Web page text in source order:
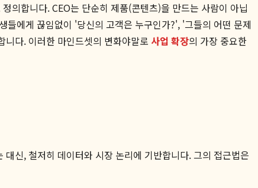
의합니다. CEO는 단순히 제품(콘텐츠)을 만드는 사람이 아닙
들에게 끊임없이 '당신의 고객은 누구인가?', '그들의 어떤 문제
다. 이러한 마인드셋의 변화야말로 사업 확장의 가장 중요한
신, 철저히 데이터와 시장 논리에 기반합니다. 그의 접근법은